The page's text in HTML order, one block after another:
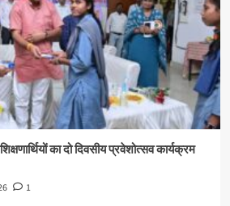
का दो दिवसीय प्रवेशोत्सव कार्यक्रम
1